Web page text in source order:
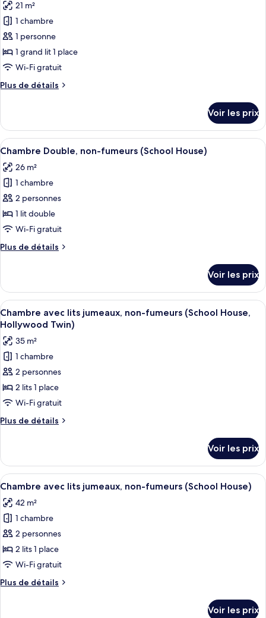
bed)
non-
fumeurs
(School
House,
King
photos
pour
ce
type
de
chambre :
Chambre
non-
fumeurs
(School
House,
Semi
Double)
21 m²
1 chambre
1 personne
1 grand lit 1 place
Wi-Fi gratuit
Plus de détails
Plus
le
type
de
Chambre
Double,
fumeurs
(School
House,
Semi
Double)
Voir les prix
Afficher
toutes
les
photos
pour
ce
type
chambre :
non-
fumeurs
(School
House)
Une chambre d’hôtel moderne
6
Chambre Double, non-fumeurs (School House)
26 m²
1 chambre
2 personnes
1 lit double
Wi-Fi gratuit
Plus de détails
Plus
le
type
de
chambre
Chambre
Double,
non-
fumeurs
(School
House)
Voir les prix
Afficher
toutes
les
photos
pour
ce
type
de
chambre :
Chambre
lits
jumeaux,
non-
fumeurs
(School
House,
Hollywood
Twin)
Une chambre d’hôtel moderne
6
Chambre avec lits jumeaux, non-fumeurs (School House,
Hollywood Twin)
35 m²
1 chambre
2 personnes
2 lits 1 place
Wi-Fi gratuit
Plus de détails
Plus
le
type
de
Chambre
avec
jumeaux,
non-
fumeurs
(School
House,
Voir les prix
Afficher
toutes
les
photos
pour
ce
type
chambre :
Une chambre d’hôtel avec deux lits,
7
Chambre avec lits jumeaux, non-fumeurs (School House)
42 m²
1 chambre
2 personnes
2 lits 1 place
Wi-Fi gratuit
Plus de détails
Plus
Voir les prix